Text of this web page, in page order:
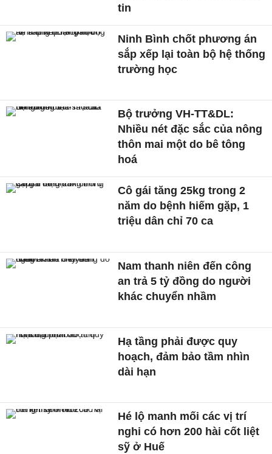
tin
Ninh Bình chốt phương án
sắp xếp lại toàn bộ hệ thống
trường học
Bộ trưởng VH-TT&DL:
Nhiều nét đặc sắc của nông
thôn mai một do bê tông
hoá
Cô gái tăng 25kg trong 2
năm do bệnh hiếm gặp, 1
triệu dân chỉ 70 ca
Nam thanh niên đến công
an trả 5 tỷ đồng do người
khác chuyển nhầm
Hạ tầng phải được quy
hoạch, đảm bảo tầm nhìn
dài hạn
Hé lộ manh mối các vị trí
nghi có hơn 200 hài cốt liệt
sỹ ở Huế